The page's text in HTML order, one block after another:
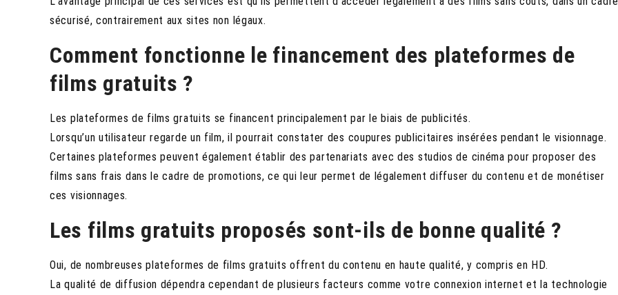
sécurisé, contrairement aux sites non légaux.
Comment fonctionne le financement des plateformes de
films gratuits ?
Les plateformes de films gratuits se financent principalement par le biais de publicités.
Lorsqu’un utilisateur regarde un film, il pourrait constater des coupures publicitaires insérées pendant le visionnage.
Certaines plateformes peuvent également établir des partenariats avec des studios de cinéma pour proposer des
films sans frais dans le cadre de promotions, ce qui leur permet de légalement diffuser du contenu et de monétiser
ces visionnages.
Les films gratuits proposés sont-ils de bonne qualité ?
Oui, de nombreuses plateformes de films gratuits offrent du contenu en haute qualité, y compris en HD.
La qualité de diffusion dépendra cependant de plusieurs facteurs comme votre connexion internet et la technologie